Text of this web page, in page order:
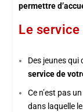
permettre
Le service
Des jeunes
service de
Ce n’est pas
dans laquelle